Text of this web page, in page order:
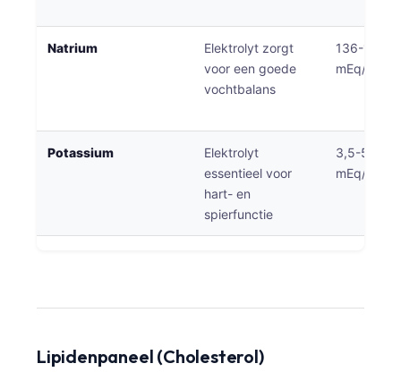
Natrium
Elektrolyt zorgt
voor een goede
vochtbalans
136-145
mEq/L
Potassium
Elektrolyt
essentieel voor
hart- en
spierfunctie
3,5-5,0
mEq/L
Lipidenpaneel (Cholesterol)